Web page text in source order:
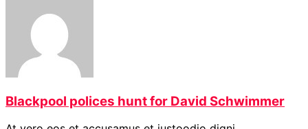
Blackpool polices hunt for David Schwimmer